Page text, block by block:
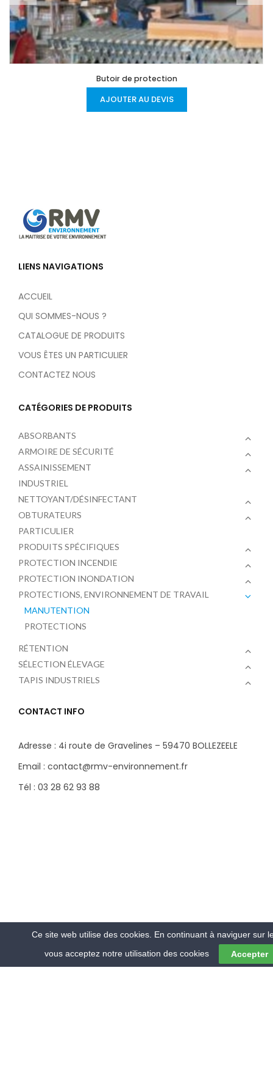
Butoir de protection
AJOUTER AU DEVIS
LIENS NAVIGATIONS
ACCUEIL
QUI SOMMES-NOUS ?
CATALOGUE DE PRODUITS
VOUS ÊTES UN PARTICULIER
CONTACTEZ NOUS
CATÉGORIES DE PRODUITS
ABSORBANTS
ARMOIRE DE SÉCURITÉ
ASSAINISSEMENT
INDUSTRIEL
NETTOYANT/DÉSINFECTANT
OBTURATEURS
PARTICULIER
PRODUITS SPÉCIFIQUES
PROTECTION INCENDIE
PROTECTION INONDATION
PROTECTIONS, ENVIRONNEMENT DE TRAVAIL
MANUTENTION
PROTECTIONS
RÉTENTION
SÉLECTION ÉLEVAGE
TAPIS INDUSTRIELS
CONTACT INFO
Adresse : 4i route de Gravelines – 59470 BOLLEZEELE
Email : contact@rmv-environnement.fr
Tél : 03 28 62 93 88
Ce site web utilise des cookies. En continuant à naviguer sur
vous acceptez notre utilisation des cookies
Accepter